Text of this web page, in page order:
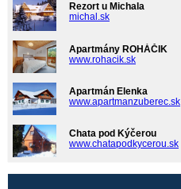
Rezort u Michala
michal.sk
Apartmány ROHÁČIK
www.rohacik.sk
Apartmán Elenka
www.apartmanzuberec.sk
Chata pod Kýčerou
www.chatapodkycerou.sk